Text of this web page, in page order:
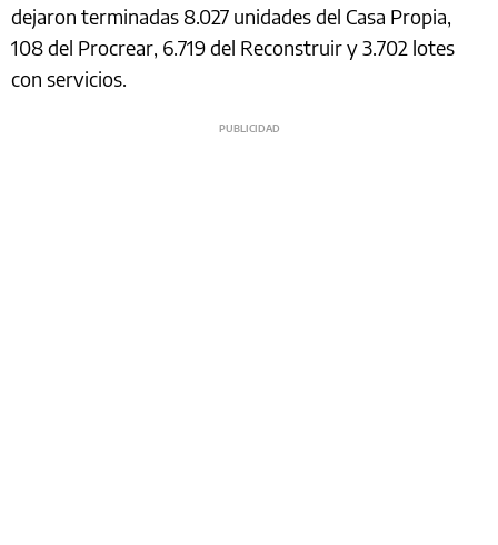
dejaron terminadas 8.027 unidades del Casa Propia,
108 del Procrear, 6.719 del Reconstruir y 3.702 lotes
con servicios.